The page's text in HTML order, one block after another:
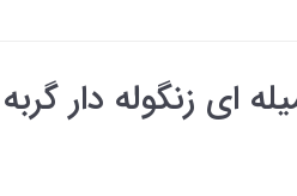
ای زنگوله دار